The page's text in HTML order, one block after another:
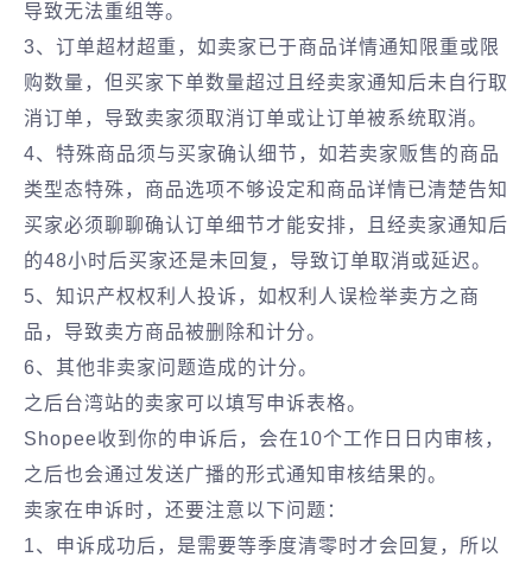
导致无法重组等。
3、订单超材超重，如卖家已于商品详情通知限重或限
购数量，但买家下单数量超过且经卖家通知后未自行取
消订单，导致卖家须取消订单或让订单被系统取消。
4、特殊商品须与买家确认细节，如若卖家贩售的商品
类型态特殊，商品选项不够设定和商品详情已清楚告知
买家必须聊聊确认订单细节才能安排，且经卖家通知后
的48小时后买家还是未回复，导致订单取消或延迟。
5、知识产权权利人投诉，如权利人误检举卖方之商
品，导致卖方商品被删除和计分。
6、其他非卖家问题造成的计分。
之后台湾站的卖家可以填写申诉表格。
Shopee收到你的申诉后，会在10个工作日日内审核，
之后也会通过发送广播的形式通知审核结果的。
卖家在申诉时，还要注意以下问题：
1、申诉成功后，是需要等季度清零时才会回复，所以